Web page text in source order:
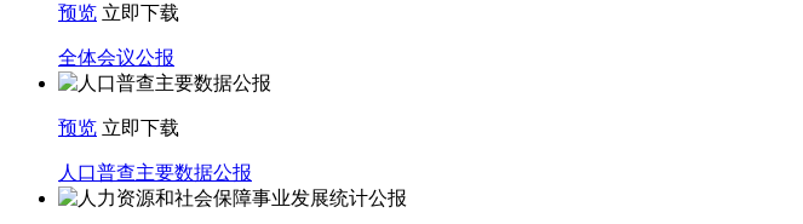
预览 立即下载
全体会议公报
预览 立即下载
人口普查主要数据公报